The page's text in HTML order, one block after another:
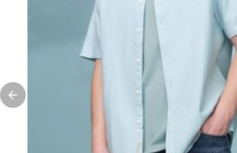
Previous slide